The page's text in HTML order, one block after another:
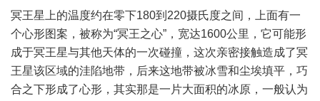
冥王星上的温度约在零下180到220摄氏度之间，上面有一
个心形图案，被称为“冥王之心”，宽达1600公里，它可能形
成于冥王星与其他天体的一次碰撞，这次亲密接触造成了冥
王星该区域的洼陷地带，后来这地带被冰雪和尘埃填平，巧
合之下形成了心形，其实那是一片大面积的冰原，一般认为